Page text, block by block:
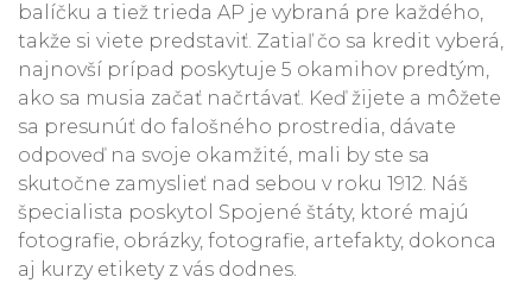
balíčku a tiež trieda AP je vybraná pre každého,
takže si viete predstaviť. Zatiaľ čo sa kredit vyberá,
najnovší prípad poskytuje 5 okamihov predtým,
ako sa musia začať načrtávať. Keď žijete a môžete
sa presunúť do falošného prostredia, dávate
odpoveď na svoje okamžité, mali by ste sa
skutočne zamyslieť nad sebou v roku 1912. Náš
špecialista poskytol Spojené štáty, ktoré majú
fotografie, obrázky, fotografie, artefakty, dokonca
aj kurzy etikety z vás dodnes.